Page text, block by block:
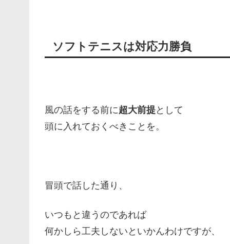
ソフトテニスは対応力勝負
風の話をする前に超大前提として
頭に入れておくべきことを。
冒頭で話した通り、
いつもと違うのであれば
何かしら工夫しないといかんわけですが、